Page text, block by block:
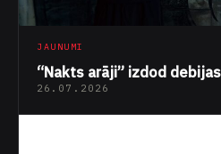
JAUNUMI
“Nakts arāji” izdod
26.07.2026